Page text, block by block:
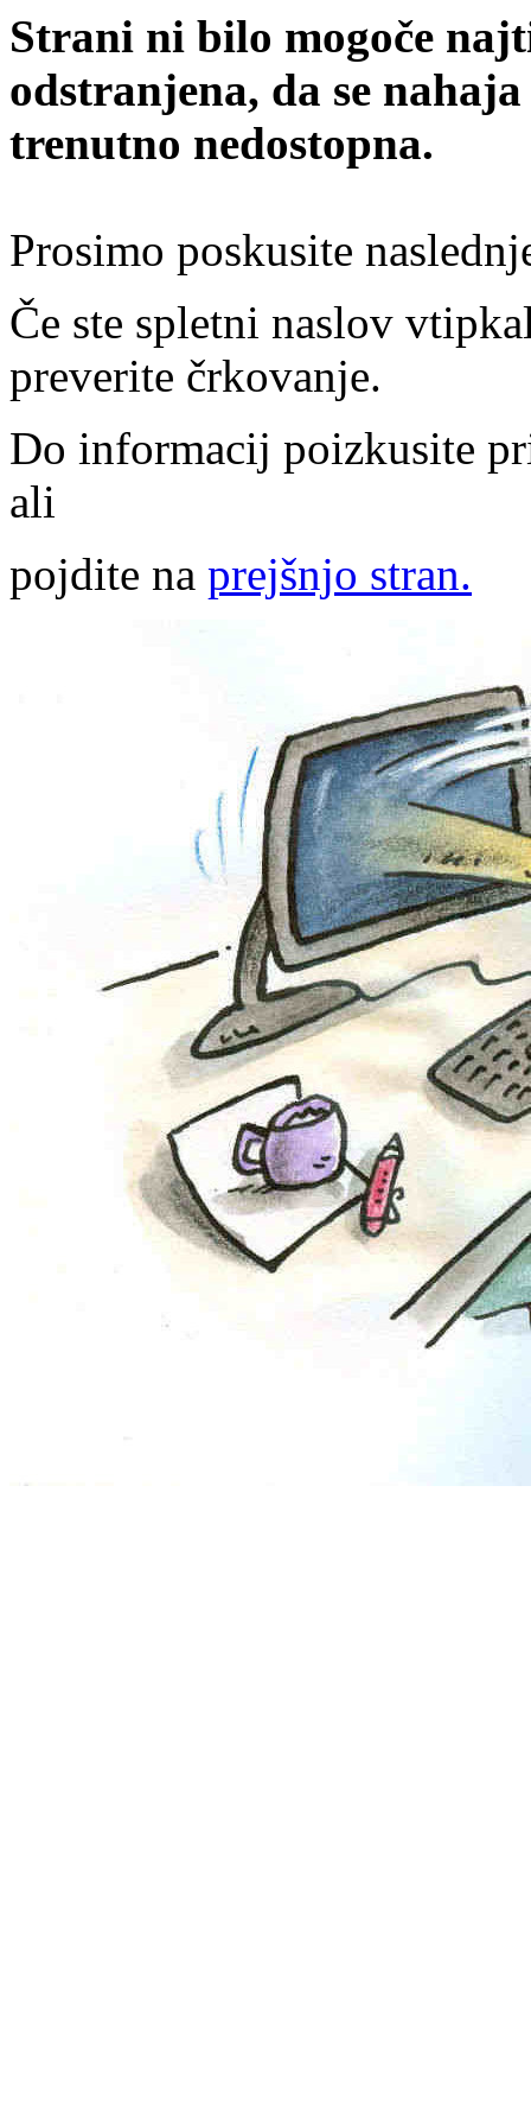
Strani ni bilo mogoče
odstranjena, da se
trenutno nedostopna.
Prosimo poskusite
Če ste spletni naslov
preverite črkovanje.
Do informacij poizkusite
ali
pojdite na prejšnjo stran.